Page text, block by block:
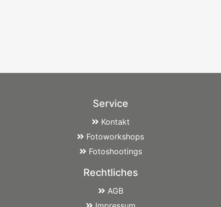
Service
Kontakt
Fotoworkshops
Fotoshootings
Rechtliches
AGB